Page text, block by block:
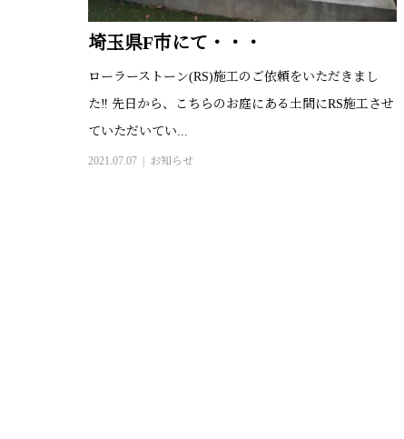
埼玉県F市にて・・・
ローラーストーン(RS)施工のご依頼をいただきまし
た‼ 先日から、こちらのお庭にある土間にRS施工させ
ていただいてい...
2021.07.07 お知らせ